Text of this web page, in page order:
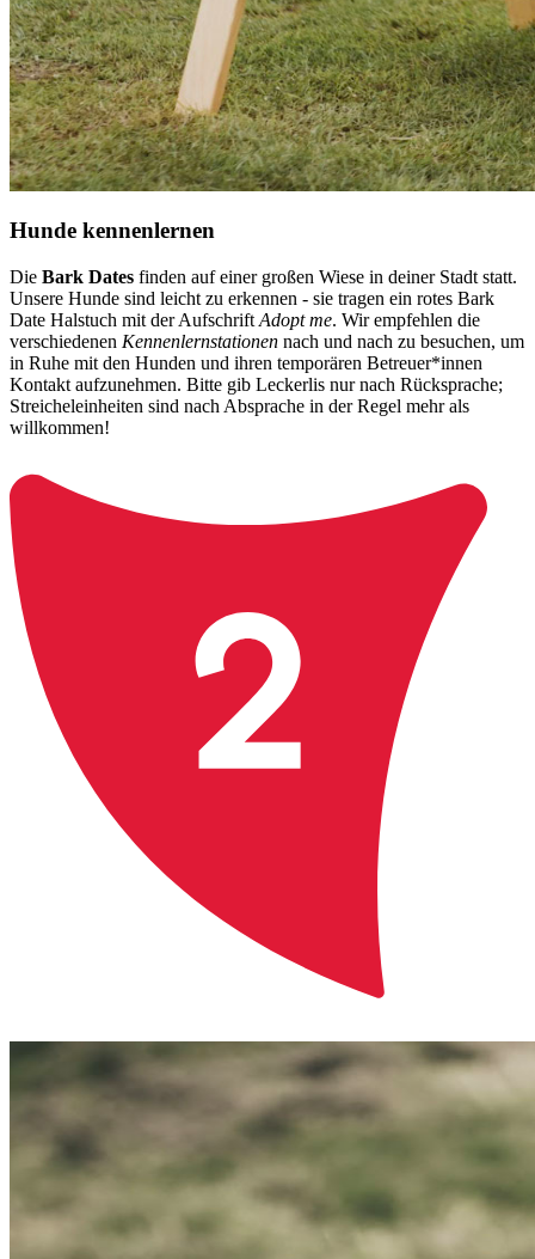
Hunde kennenlernen
Die Bark Dates finden auf einer großen Wiese in deiner Stadt statt.
Unsere Hunde sind leicht zu erkennen - sie tragen ein rotes Bark
Date Halstuch mit der Aufschrift Adopt me. Wir empfehlen die
verschiedenen Kennenlernstationen nach und nach zu besuchen, um
in Ruhe mit den Hunden und ihren temporären Betreuer*innen
Kontakt aufzunehmen. Bitte gib Leckerlis nur nach Rücksprache;
Streicheleinheiten sind nach Absprache in der Regel mehr als
willkommen!